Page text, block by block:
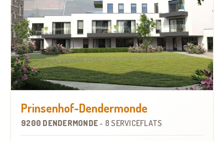
Prinsenhof-Dendermonde
9200 DENDERMONDE - 8 SERVICEFLATS